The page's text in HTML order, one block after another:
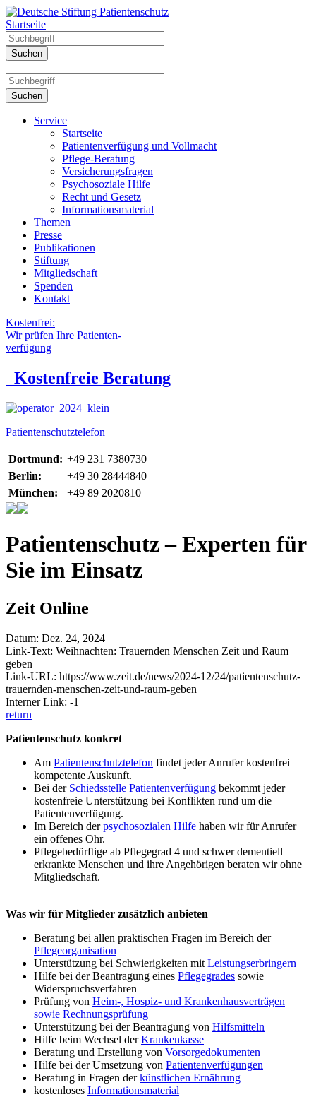
Startseite
Service
Startseite
Patientenverfügung und Vollmacht
Pflege-Beratung
Versicherungsfragen
Psychosoziale Hilfe
Recht und Gesetz
Informationsmaterial
Themen
Presse
Publikationen
Stiftung
Mitgliedschaft
Spenden
Kontakt
Kostenfrei:
Wir prüfen Ihre Patienten-
verfügung
Kostenfreie Beratung
Patientenschutztelefon
Dortmund: +49 231 7380730
Berlin:
+49 30 28444840
München:
+49 89 2020810
Patientenschutz – Experten für
Sie im Einsatz
Zeit Online
Datum: Dez. 24, 2024
Link-Text: Weihnachten: Trauernden Menschen Zeit und Raum
geben
Link-URL: https://www.zeit.de/news/2024-12/24/patientenschutz-
trauernden-menschen-zeit-und-raum-geben
Interner Link: -1
return
Patientenschutz konkret
Am Patientenschutztelefon findet jeder Anrufer kostenfrei
kompetente Auskunft.
Bei der Schiedsstelle Patientenverfügung bekommt jeder
kostenfreie Unterstützung bei Konflikten rund um die
Patientenverfügung.
Im Bereich derpsychosozialen Hilfe haben wir für Anrufer
ein offenes Ohr.
Pflegebedürftige ab Pflegegrad 4 und schwer dementiell
erkrankte Menschen und ihre Angehörigen beraten wir ohne
Mitgliedschaft.
Was wir für Mitglieder zusätzlich anbieten
Beratung bei allen praktischen Fragen im Bereich der
Pflegeorganisation
Unterstützung bei Schwierigkeiten mit Leistungserbringern
Hilfe bei der Beantragung eines Pflegegrades sowie
Widerspruchsverfahren
Prüfung von Heim-, Hospiz- und Krankenhausverträgen
sowie Rechnungsprüfung
Unterstützung bei der Beantragung von Hilfsmitteln
Hilfe beim Wechsel derKrankenkasse
Beratung und Erstellung von Vorsorgedokumenten
Hilfe bei der Umsetzung von Patientenverfügungen
Beratung in Fragen derkünstlichen Ernährung
kostenloses Informationsmaterial